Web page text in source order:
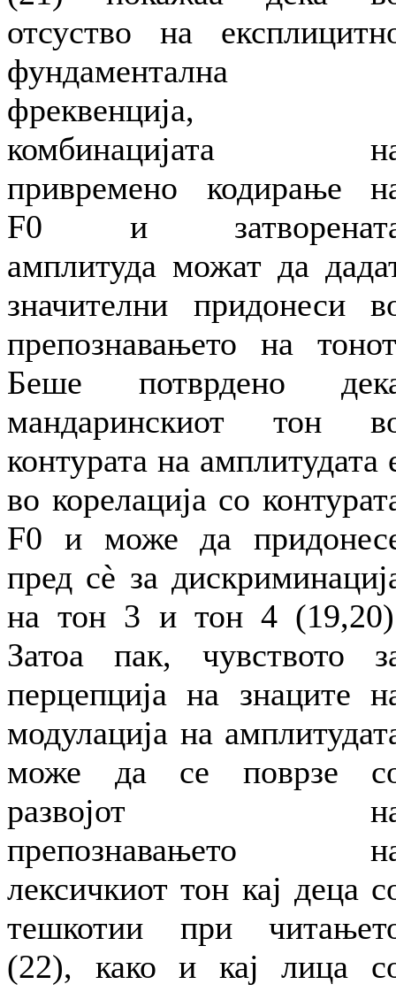
отсуство на
фундаментална
фреквенција,
комбинацијата
привремено кодирање
F0 и
амплитуда можат да
значителни придонеси
препознавањето на
Беше потврдено
мандаринскиот тон
контурата на амплитудата
во корелација со
F0 и може да
пред сѐ за
на тон 3 и тон 4
Затоа пак, чувството
перцепција на знаците
модулација на
може да се поврзе
развојот
препознавањето
лексичкиот тон кај деца
тешкотии при
(22), како и кај лица